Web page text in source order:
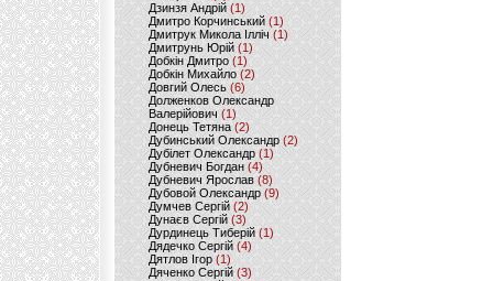
Дзинзя Андрій (1)
Дмитро Корчинський (1)
Дмитрук Микола Ілліч (1)
Дмитрунь Юрій (1)
Добкін Дмитро(1)
Добкін Михайло (2)
Довгий Олесь (6)
Долженков Олександр
Валерійович (1)
Донець Тетяна (2)
Дубинський Олександр(2)
Дубілет Олександр (1)
Дубневич Богдан (4)
Дубневич Ярослав (8)
Дубовой Олександр(9)
Думчев Сергій (2)
Дунаєв Сергій(3)
Дурдинець Тиберій (1)
Дядечко Сергій (4)
Дятлов Ігор (1)
Дяченко Сергій (3)